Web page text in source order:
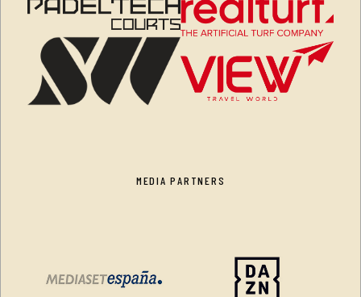
MEDIA PARTNERS